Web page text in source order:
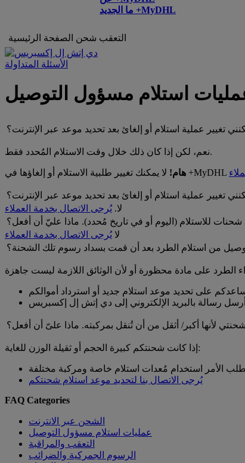
ما الجديد +MyDHL
الصفحة الرئيسية شحن التعقب
الأسئلة المتداولة
عمليات استلام مسؤول التوصيل
تغيير عملية استلام أو إلغائ بعد تحديد موعد عبر الإنترنت؟
نعم، لكن إذا كان ذلك خلال وقت الاستلام المُحدد فقط.
هام!
تغيير عملية استلام أو إلغائ بعد تحديد موعد عبر الإنترنت؟
لا.يُرجى الاتصال بخدمة العملاء
للاستلام (اليوم أو في تاريخ مُحدد). ماذا عليّ أن أفعل؟
لايُرجى الاتصال بخدمة العملاء
من استلام الطرد بعد أن قمت بسداد رسوم تلك الشحنة؟
أرسل رسالة بالبريد الإلكتروني إلى دي إتش إل إكسبريس
لأنها أكبر/ أثقل من أن تُنقل بمركبته. ماذا علىّ أن أفعل؟
إذا كانت شحنتكم كبيرة الحجم أو ثقيلة الوزن للغاية:
الأمر استخدام مُعدات استلام خاصة ومركبة مختلفة
يُرجى الاتصال بنا لتحديد موعد استلام شحنتكم
FAQ Categories
الشحن عبر الانترنت
عمليات استلام مسؤول التوصيل
التعقب والمراقبة
الرسوم الجمركية والضرائب